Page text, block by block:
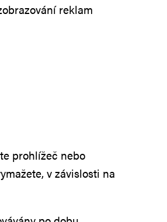
reklam
prohlížeč nebo
v závislosti na